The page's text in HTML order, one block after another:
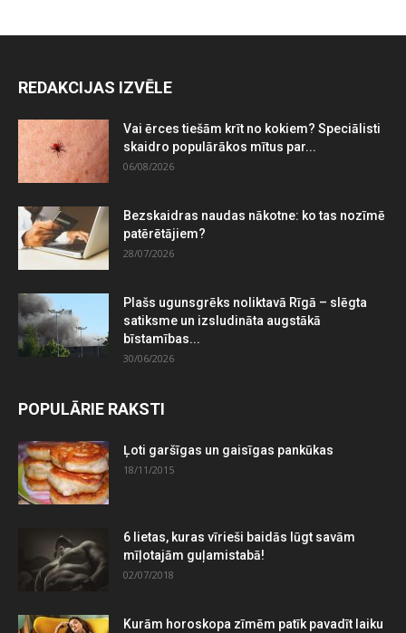
REDAKCIJAS IZVĒLE
Vai ērces tiešām krīt no kokiem? Speciālisti
skaidro populārākos mītus par...
06/08/2026
Bezskaidras naudas nākotne: ko tas nozīmē
patērētājiem?
28/07/2026
Plašs ugunsgrēks noliktavā Rīgā – slēgta
satiksme un izsludināta augstākā
bīstamības...
30/06/2026
POPULĀRIE RAKSTI
Ļoti garšīgas un gaisīgas pankūkas
18/11/2015
6 lietas, kuras vīrieši baidās lūgt savām
mīļotajām guļamistabā!
02/07/2018
Kurām horoskopa zīmēm patīk pavadīt laiku